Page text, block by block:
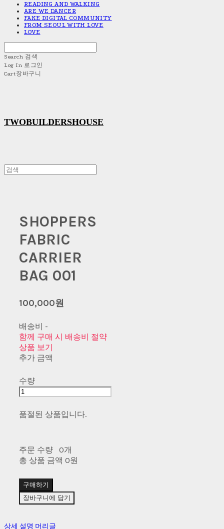
READING AND WALKING
ARE WE DANCER
FAKE DIGITAL COMMUNITY
FROM SEOUL WITH LOVE
LOVE
Search 검색
Log In 로그인
Cart장바구니
TWOBUILDERSHOUSE
SHOPPERS
FABRIC
CARRIER
BAG 001
100,000원
배송비 -
함께 구매 시 배송비 절약
상품 보기
추가 금액
수량
품절된 상품입니다.
주문 수량
0개
총 상품 금액 0원
구매하기
장바구니에 담기
상세 설명 머리글